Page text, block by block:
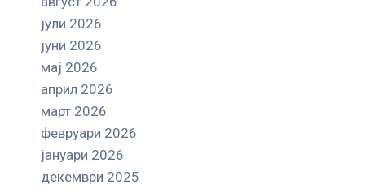
јули 2026
јуни 2026
мај 2026
април 2026
март 2026
февруари 2026
јануари 2026
декември 2025